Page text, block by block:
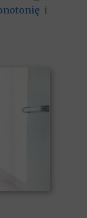
i